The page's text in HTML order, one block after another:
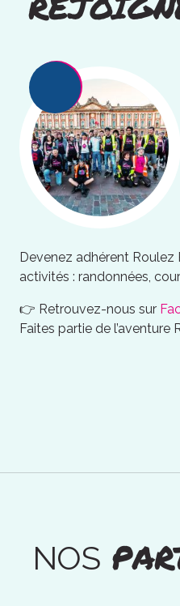
Devenez adhérent Roulez
activités : randonnées,
👉 Retrouvez-nous sur
Faites partie de l’aventure
NOS